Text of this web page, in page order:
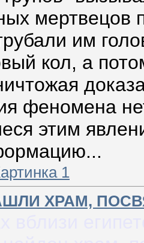
мертвецов
им
кол, а
феномена
этим
1
ХРАМ,